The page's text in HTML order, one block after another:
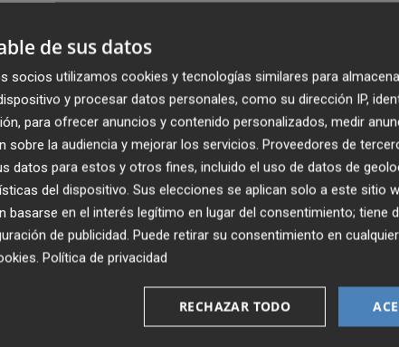
resultado. Hay que hacerse la idea de que el virus
durante mucho tiempo y que centros que ahora no lo
lo han tenido antes ahora están mejor por los
ola?
residencias. Hoy, tres de cada cuatro centros están
y yo creo que, el objetivo de que no entre, se
medidas de seguridad que se implantaron desde
muy controlado, la distancia de seguridad, la
elementos.
de sus datos
socios utilizamos cookies y tecnologías similares para
y procesar datos personales, como su dirección IP,
para ofrecer anuncios y contenido personalizados, medir
sobre la audiencia y mejorar los servicios. Proveedores de
datos para estos y otros fines, incluido el uso de datos de
del dispositivo. Sus elecciones se aplican solo a este sitio
basarse en el interés legítimo en lugar del consentimiento; tiene
de publicidad. Puede retirar su consentimiento en
. Política de privacidad
RECHAZAR TODO